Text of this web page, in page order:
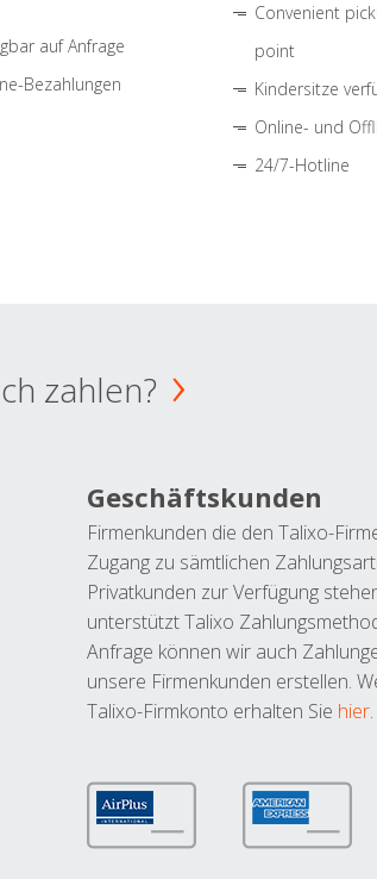
auf Anfrage
Bezahlungen
Convenient
point
Kindersitze
Online- und
24/7-Hotline
zahlen?
Geschäftskunden
Firmenkunden die den Talixo-
Zugang zu sämtlichen
Privatkunden zur Verfügung
unterstützt Talixo
Anfrage können wir auch
unsere Firmenkunden erstellen.
Talixo-Firmkonto erhalten Sie hier.